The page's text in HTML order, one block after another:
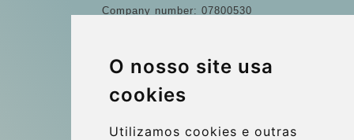
O nosso site usa
cookies
Utilizamos cookies e outras
Company number: 07800530
More
Blog